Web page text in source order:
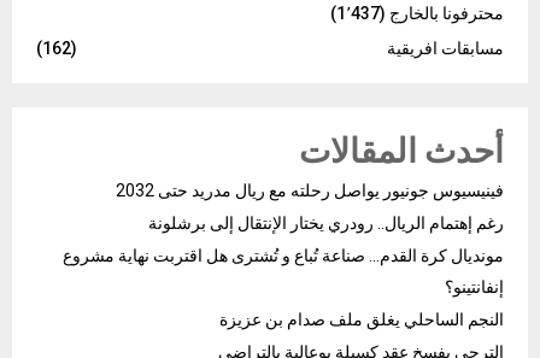
محترفونا بالخارج (1٬437)
مسابقات افريقية
(162)
أحدث المقالات
فينيسيوس جونيور يواصل رحلته مع ريال مدريد حتى 2032
رغم إهتمام الريال.. رودري يختار الإنتقال إلى برشلونة
مونديال كرة القدم… صناعة تُباع و تُشترى هل اقتربت نهاية مشروع
إنفانتينو؟
النجم الساحلي يغلق ملف صدام بن عزيزة
الترجي يفسخ عقد كسيلة بوعالية بالتراضي